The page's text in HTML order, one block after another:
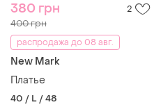
380 грн 2
400 грн
распродажа до 08 авг.
New Mark
Платье
40 / L / 48